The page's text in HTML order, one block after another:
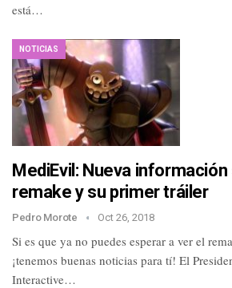
está…
NOTICIAS
MediEvil: Nueva información
remake y su primer tráiler
Pedro Morote Oct 26, 2018
Si es que ya no puedes esperar a ver el
¡tenemos buenas noticias para tí! El
Interactive…